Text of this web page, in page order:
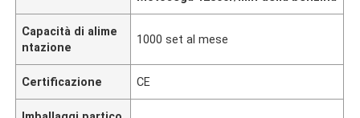
Capacità di alime
ntazione
1000 set al mese
Certificazione CE